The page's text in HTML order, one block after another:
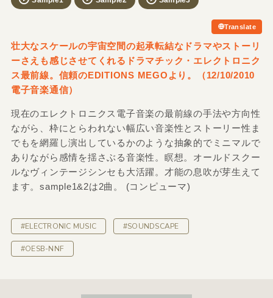
Translate
壮大なスケールの宇宙空間の起承転結なドラマやストーリ
ーさえも感じさせてくれるドラマチック・エレクトロニク
ス最前線。信頼のEDITIONS MEGOより。（12/10/2010
電子音楽通信）
現在のエレクトロニクス電子音楽の最前線の手法や方向性
ながら、枠にとらわれない幅広い音楽性とストーリー性ま
でもを網羅し演出しているかのような抽象的でミニマルで
ありながら感情を揺さぶる音楽性。瞑想。オールドスクー
ルなヴィンテージシンセも大活躍。才能の息吹が芽生えて
ます。sample1&2は2曲。 (コンピューマ)
#ELECTRONIC MUSIC #SOUNDSCAPE
#OESB-NNF